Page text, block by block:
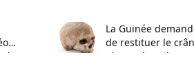
La Guinée
de restituer le
Biro et de trois